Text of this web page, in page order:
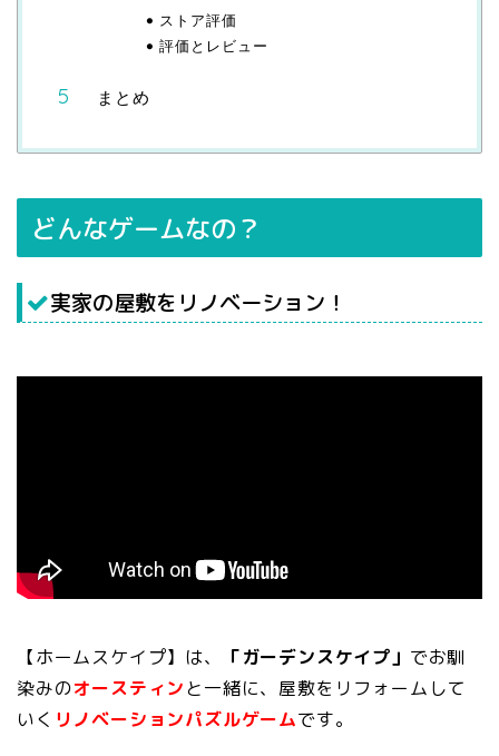
ストア評価
評価とレビュー
まとめ
どんなゲームなの？
実家の屋敷をリノベーション！
【ホームスケイプ】は、 「ガーデンスケイプ」 でお馴
染みのオースティンと一緒に、屋敷をリフォームして
いく リノベーションパズルゲームです。